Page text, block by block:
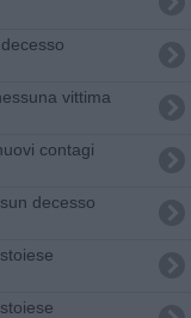
vittima
contagi
decesso